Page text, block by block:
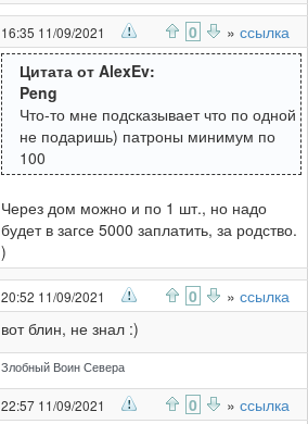
16:35 11/09/2021 0 » ссылка
Цитата от AlexEv:
Peng
Что-то мне подсказывает что по одной
не подаришь) патроны минимум по
100
Через дом можно и по 1 шт., но надо
будет в загсе 5000 заплатить, за родство.
)
20:52 11/09/2021 0 » ссылка
вот блин, не знал :)
Злобный Воин Севера
22:57 11/09/2021 0 » ссылка